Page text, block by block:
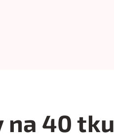
na 40 tku